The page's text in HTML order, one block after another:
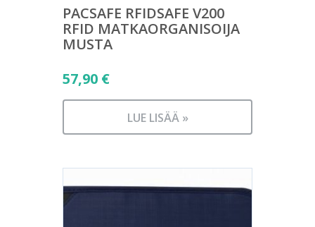
PACSAFE RFIDSAFE V200
RFID MATKAORGANISOIJA
MUSTA
57,90 €
LUE LISÄÄ »